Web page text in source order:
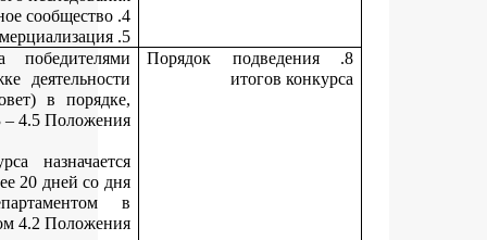
Решение о признании участников конкурса
принимает координационный совет по поддержке
молодых ученых (далее – координационный совет) в
Место, дата, время подведения итогов конкурса
председателем координационного совета не позднее 20 дней
получения документов, представленных